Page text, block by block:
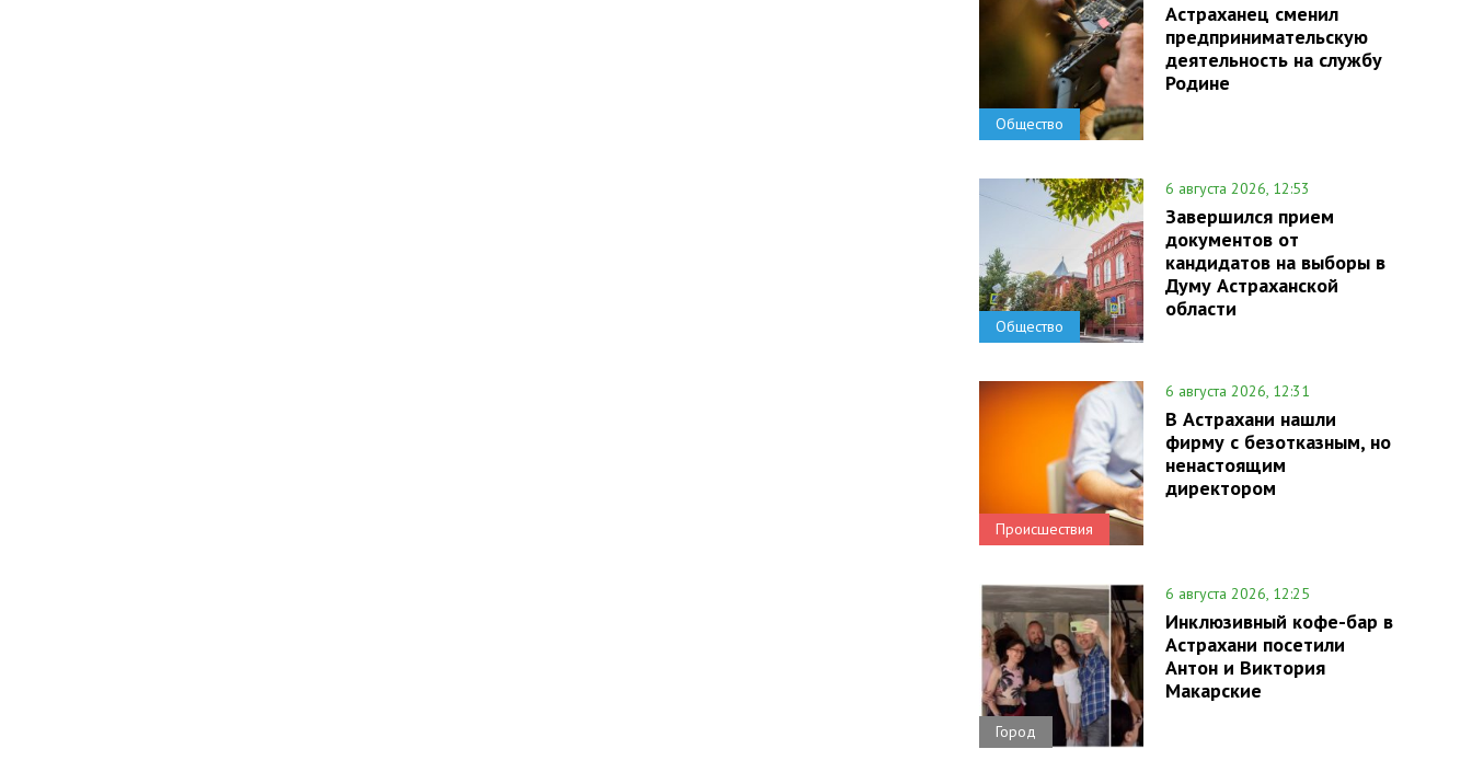
Общество
Астраханец сменил
предпринимательскую
деятельность на службу
Родине
Общество
6 августа 2026, 12:53
Завершился прием
документов от
кандидатов на выборы в
Думу Астраханской
области
Происшествия
6 августа 2026, 12:31
В Астрахани нашли
фирму с безотказным, но
ненастоящим
директором
Город
6 августа 2026, 12:25
Инклюзивный кофе-бар в
Астрахани посетили
Антон и Виктория
Макарские